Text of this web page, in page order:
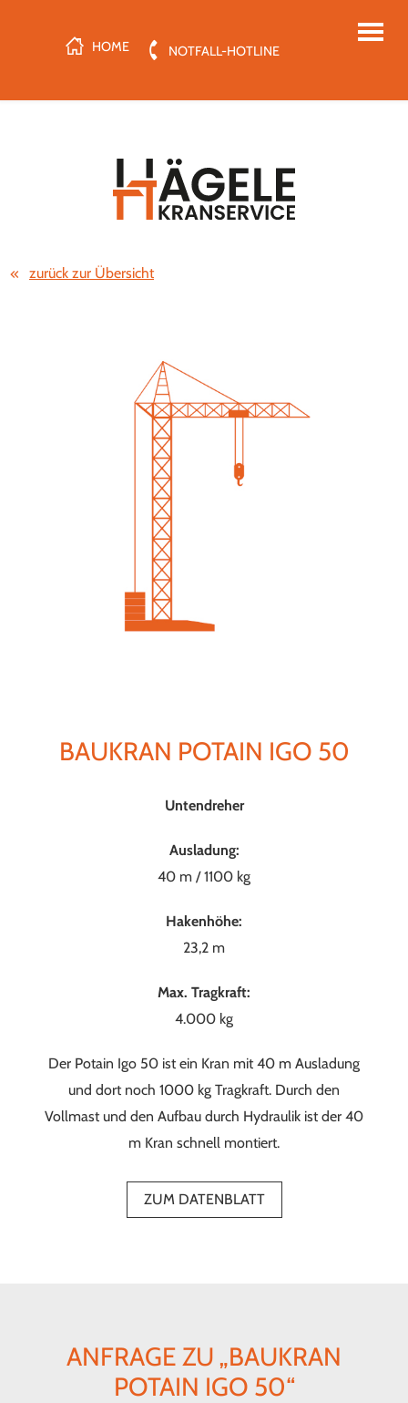
HOME NOTFALL-HOTLINE
zurück zur Übersicht
BAUKRAN POTAIN IGO 50
Untendreher
Ausladung:
40 m / 1100 kg
Hakenhöhe:
23,2 m
Max. Tragkraft:
4.000 kg
Der Potain Igo 50 ist ein Kran mit 40 m Ausladung
und dort noch 1000 kg Tragkraft. Durch den
Vollmast und den Aufbau durch Hydraulik ist der 40
m Kran schnell montiert.
ZUM DATENBLATT
ANFRAGE ZU „BAUKRAN
POTAIN IGO 50“